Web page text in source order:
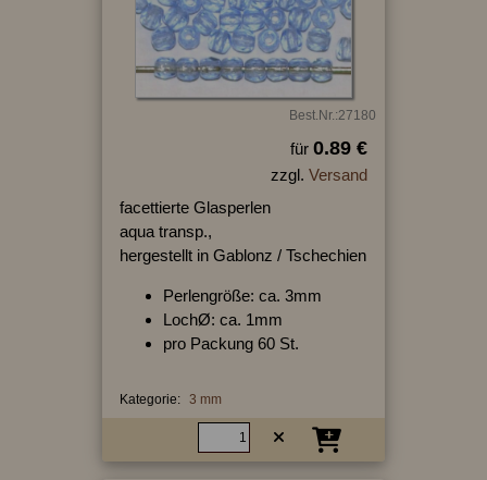
Best.Nr.:27180
für 0.89 €
zzgl. Versand
facettierte Glasperlen
aqua transp.,
hergestellt in Gablonz / Tschechien
Perlengröße: ca. 3mm
LochØ: ca. 1mm
pro Packung 60 St.
Kategorie: 3 mm